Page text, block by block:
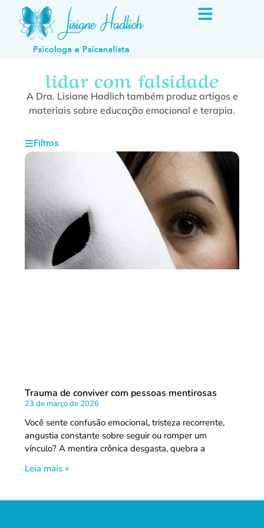
lidar com falsidade
A Dra. Lisiane Hadlich também produz artigos e
materiais sobre educação emocional e terapia.
Filtros
Trauma de conviver com pessoas mentirosas
23 de março de 2026
Você sente confusão emocional, tristeza recorrente,
angustia constante sobre seguir ou romper um
vínculo? A mentira crônica desgasta, quebra a
Leia mais »